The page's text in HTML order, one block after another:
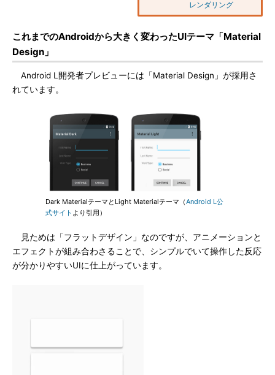
レンダリング
これまでのAndroidから大きく変わったUIテーマ「Material
Design」
Android L開発者プレビューには「Material Design」が採用さ
れています。
Dark MaterialテーマとLight Materialテーマ（Android L公
式サイト より引用）
見ためは「フラットデザイン」なのですが、アニメーションと
エフェクトが組み合わさることで、シンプルでいて操作した反応
が分かりやすいUIに仕上がっています。